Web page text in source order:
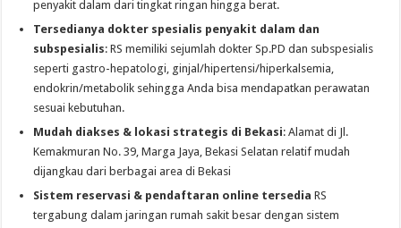
penyakit dalam dari tingkat ringan hingga berat.
Tersedianya dokter spesialis penyakit dalam dan
subspesialis: RS memiliki sejumlah dokter Sp.PD dan subspesialis
seperti gastro-hepatologi, ginjal/hipertensi/hiperkalsemia,
endokrin/metabolik sehingga Anda bisa mendapatkan perawatan
sesuai kebutuhan.
Mudah diakses & lokasi strategis di Bekasi: Alamat di Jl.
Kemakmuran No. 39, Marga Jaya, Bekasi Selatan relatif mudah
dijangkau dari berbagai area di Bekasi
Sistem reservasi & pendaftaran online tersedia RS
tergabung dalam jaringan rumah sakit besar dengan sistem